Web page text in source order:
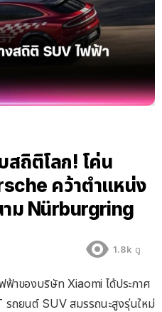
สถิติโลก! โค่น
คว้าตำแหน่ง
าม Nürburgring
1.8k ดู
าของบริษัท Xiaomi ได้ประกาศ
รถยนต์ SUV สมรรถนะสูงรุ่นใหม่